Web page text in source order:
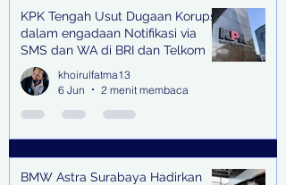
KPK Tengah Usut Dugaan Korupsi
dalam engadaan Notifikasi via
SMS dan WA di BRI dan Telkom
khoirulfatma13
6 Jun
2 menit membaca
BMW Astra Surabaya Hadirkan